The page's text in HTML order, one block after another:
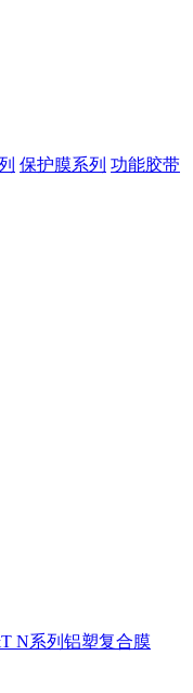
保护膜系列 功能胶带
N系列铝塑复合膜